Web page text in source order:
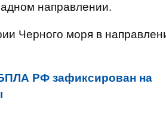
направлении.
Черного моря в
РФ зафиксирован на